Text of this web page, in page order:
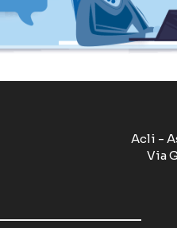
Acli -
Via